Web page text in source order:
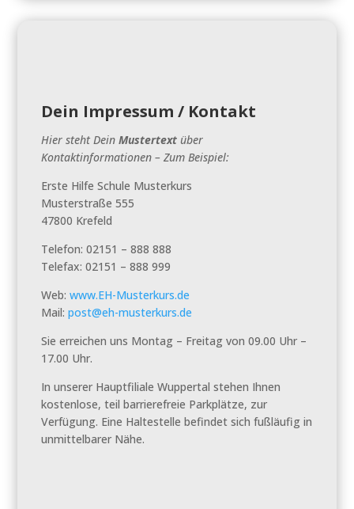
Dein Impressum / Kontakt
Hier steht DeinMustertext über
Kontaktinformationen – Zum Beispiel:
Erste Hilfe Schule Musterkurs
Musterstraße 555
47800 Krefeld
Telefon: 02151 – 888 888
Telefax: 02151 – 888 999
Web:www.EH-Musterkurs.de
Mail:post@eh-musterkurs.de
Sie erreichen uns Montag – Freitag von 09.00 Uhr –
17.00 Uhr.
In unserer Hauptfiliale Wuppertal stehen Ihnen
kostenlose, teil barrierefreie Parkplätze, zur
Verfügung. Eine Haltestelle befindet sich fußläufig in
unmittelbarer Nähe.